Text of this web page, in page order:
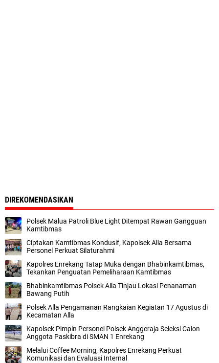
DIREKOMENDASIKAN
Polsek Malua Patroli Blue Light Ditempat Rawan Gangguan
Kamtibmas
Ciptakan Kamtibmas Kondusif, Kapolsek Alla Bersama
Personel Perkuat Silaturahmi
Kapolres Enrekang Tatap Muka dengan Bhabinkamtibmas,
Tekankan Penguatan Pemeliharaan Kamtibmas
Bhabinkamtibmas Polsek Alla Tinjau Lokasi Penanaman
Bawang Putih
Polsek Alla Pengamanan Rangkaian Kegiatan 17 Agustus di
Kecamatan Alla
Kapolsek Pimpin Personel Polsek Anggeraja Seleksi Calon
Anggota Paskibra di SMAN 1 Enrekang
Melalui Coffee Morning, Kapolres Enrekang Perkuat
Komunikasi dan Evaluasi Internal